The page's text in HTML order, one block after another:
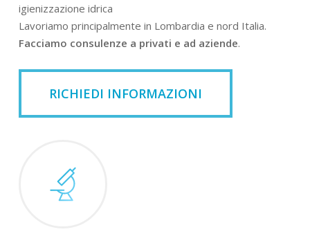
igienizzazione idrica
Lavoriamo principalmente in Lombardia e nord Italia.
Facciamo consulenze a privati e ad aziende.
RICHIEDI INFORMAZIONI